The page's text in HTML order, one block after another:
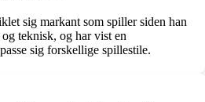
sig markant som spiller siden han
teknisk, og har vist en
sig forskellige spillestile.